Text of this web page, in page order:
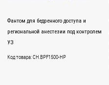
Фантом для бедренного доступа и
региональной анестезии под контролем
УЗ
Код товара: CH.BPF1500-HP